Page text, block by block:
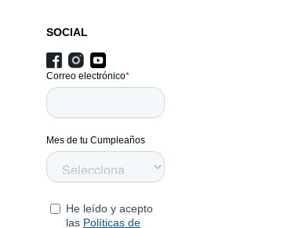
SOCIAL